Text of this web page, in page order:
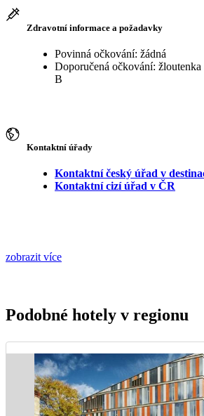
Zdravotní informace a požadavky
Povinná očkování: žádná
Doporučená očkování:
B
Kontaktní úřady
Kontaktní český úřad v
Kontaktní cizí úřad v ČR
zobrazit více
Podobné hotely v regionu